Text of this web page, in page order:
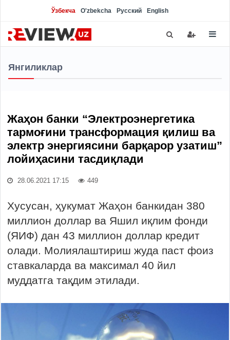
Ўзбекча O'zbekcha Русский English
Янгиликлар
Жаҳон банки “Электроэнергетика
тармоғини трансформация қилиш ва
электр энергиясини барқарор узатиш”
лойиҳасини тасдиқлади
28.06.2021 17:15 449
Хусусан, ҳукумат Жаҳон банкидан 380
миллион доллар ва Яшил иқлим фонди
(ЯИФ) дан 43 миллион доллар кредит
олади. Молиялаштириш жуда паст фоиз
ставкаларда ва максимал 40 йил
муддатга тақдим этилади.